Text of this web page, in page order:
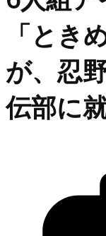
「とき
が、忍
伝部に